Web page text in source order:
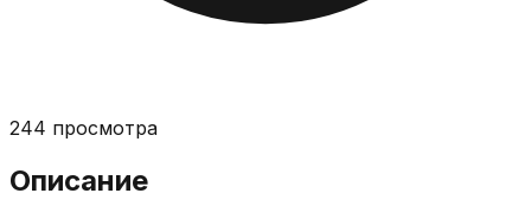
244 просмотра
Описание